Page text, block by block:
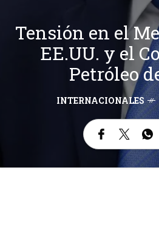
Tensión en el
EE.UU. y el
Petróleo
INTERNACIONALES